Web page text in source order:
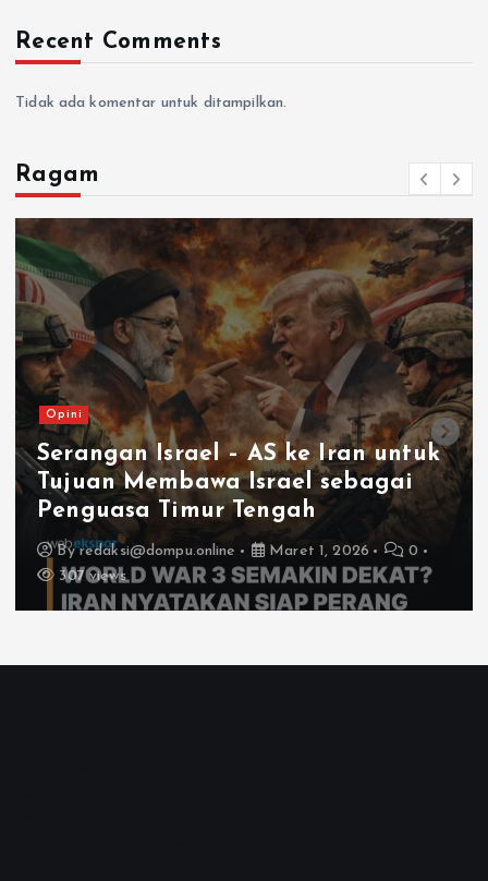
Recent Comments
Tidak ada komentar untuk ditampilkan.
Ragam
Opini
Serangan Israel – AS ke Iran untuk
Tujuan Membawa Israel sebagai
Penguasa Timur Tengah
Byredaksi@dompu.online Maret 1, 2026
0
307 views